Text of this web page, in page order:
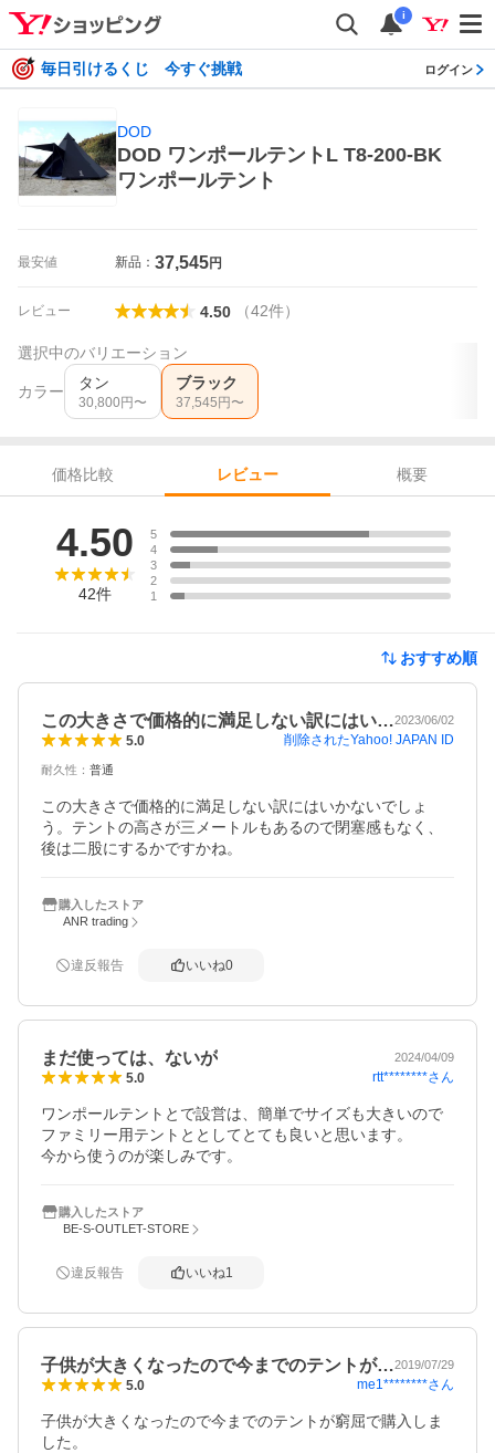
i
毎日引けるくじ 今すぐ挑戦 ログイン
DOD
DOD ワンポールテントL T8-200-BK
ワンポールテント
最安値 新品： 37,545円
レビュー 4.50 （42件）
選択中のバリエーション
カラー タン
30,800 円〜
ブラック
37,545 円〜
価格比較 レビュー
概要
4.50
42件
5
4
3
2
1
おすすめ順
この大きさで価格的に満足しない訳にはい…2023/06/02
5.0 削除されたYahoo! JAPAN ID
耐久性 ： 普通
この大きさで価格的に満足しない訳にはいかないでしょ
う。テントの高さが三メートルもあるので閉塞感もなく、
後は二股にするかですかね。
購入したストア
ANR trading
違反報告 いいね0
まだ使っては、ないが 2024/04/09
5.0 rtt********さん
ワンポールテントとで設営は、簡単でサイズも大きいので
ファミリー用テントととしてとても良いと思います。
今から使うのが楽しみです。
購入したストア
BE-S-OUTLET-STORE
違反報告 いいね1
子供が大きくなったので今までのテントが…2019/07/29
5.0 me1********さん
子供が大きくなったので今までのテントが窮屈で購入しま
した。